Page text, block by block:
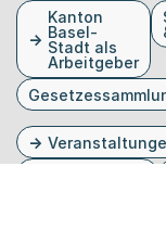
FusszeileKanton
Basel-
Stadt als
Arbeitgeber